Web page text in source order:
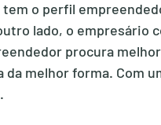
tem o perfil
lado, o empresário
procura
melhor forma. Com